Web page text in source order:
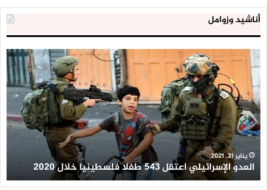
أناشيد وزوامل
العدو
الإسرائيلي
اعتقل
543
طفلا
فلسطينيا
خلال
2020
يناير 31, 2021
العدو الإسرائيلي اعتقل 543 طفلا فلسطينيا خلال 2020